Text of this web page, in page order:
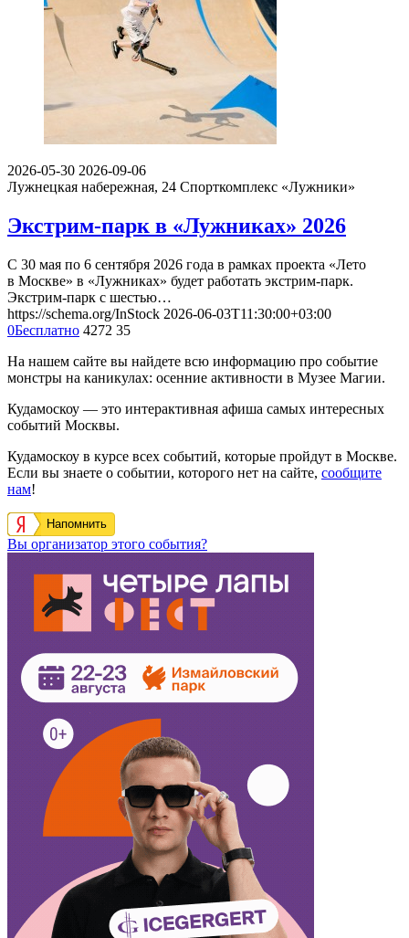
2026-05-30 2026-09-06
Лужнецкая набережная, 24 Спорткомплекс «Лужники»
Экстрим-парк в «Лужниках» 2026
С 30 мая по 6 сентября 2026 года в рамках проекта «Лето
в Москве» в «Лужниках» будет работать экстрим-парк.
Экстрим-парк с шестью…
https://schema.org/InStock 2026-06-03T11:30:00+03:00
0Бесплатно 4272 35
На нашем сайте вы найдете всю информацию про событие
монстры на каникулах: осенние активности в Музее Магии.
Кудамоскоу — это интерактивная афиша самых интересных
событий Москвы.
Кудамоскоу в курсе всех событий, которые пройдут в Москве.
Если вы знаете о событии, которого нет на сайте, сообщите
нам!
Напомнить
Вы организатор этого события?